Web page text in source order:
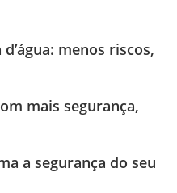
menos riscos,
mais segurança,
a segurança do seu